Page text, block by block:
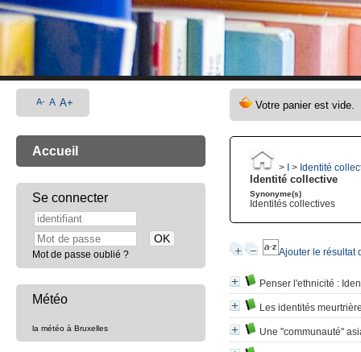
> > Identité
Identité collective
Synonyme(s)
Identités collectives
Ajouter le résultat
Penser l'ethnicité :
Les identités
Une "communauté"
A- A A+
Accueil
Se connecter
Mot de passe oublié ?
Météo
la météo à Bruxelles